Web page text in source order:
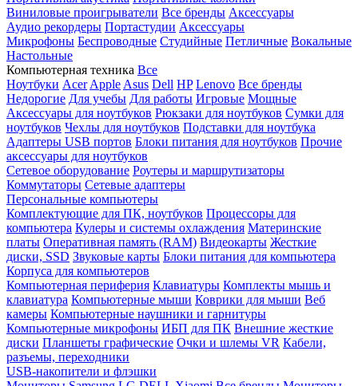
Виниловые проигрыватели Все бренды Аксессуары
Аудио рекордеры Портастудии Аксессуары
Микрофоны Беспроводные Студийные Петличные Вокальные
Настольные
Компьютерная техника Все
Ноутбуки Acer Apple Asus Dell HP Lenovo Все бренды
Недорогие Для учебы Для работы Игровые Мощные
Аксессуары для ноутбуков Рюкзаки для ноутбуков Сумки для
ноутбуков Чехлы для ноутбуков Подставки для ноутбука
Адаптеры USB портов Блоки питания для ноутбуков Прочие
аксессуары для ноутбуков
Сетевое оборудование Роутеры и маршрутизаторы
Коммутаторы Сетевые адаптеры
Персональные компьютеры
Комплектующие для ПК, ноутбуков Процессоры для
компьютера Кулеры и системы охлаждения Материнские
платы Оперативная память (RAM) Видеокарты Жесткие
диски, SSD Звуковые карты Блоки питания для компьютера
Корпуса для компьютеров
Компьютерная периферия Клавиатуры Комплекты мышь и
клавиатура Компьютерные мыши Коврики для мыши Веб
камеры Компьютерные наушники и гарнитуры
Компьютерные микрофоны ИБП для ПК Внешние жесткие
диски Планшеты графические Очки и шлемы VR Кабели,
разъемы, переходники
USB-накопители и флэшки